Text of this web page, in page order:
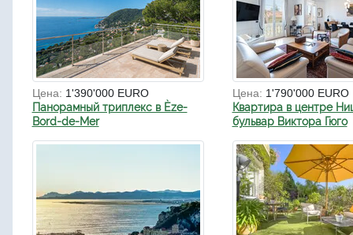
Цена: 1'390'000 EURO
Панорамный триплекс в Èze-
Bord-de-Mer
Цена: 1'790'000 EURO
Квартира в центре
бульвар Виктора Гюго